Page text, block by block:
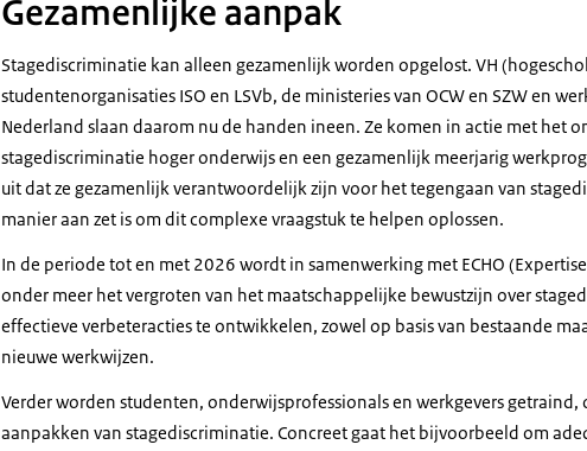
Gezamenlijke aanpak
Stagediscriminatie kan alleen gezamenlijk worden opgelost. VH
studentenorganisaties ISO en LSVb, de ministeries van OCW en SZW en
Nederland slaan daarom nu de handen ineen. Ze komen in actie met het
stagediscriminatie hoger onderwijs en een gezamenlijk meerjarig
uit dat ze gezamenlijk verantwoordelijk zijn voor het tegengaan van
manier aan zet is om dit complexe vraagstuk te helpen oplossen.
In de periode tot en met 2026 wordt in samenwerking met ECHO
onder meer het vergroten van het maatschappelijke bewustzijn over
effectieve verbeteracties te ontwikkelen, zowel op basis van bestaande
nieuwe werkwijzen.
Verder worden studenten, onderwijsprofessionals en werkgevers
aanpakken van stagediscriminatie. Concreet gaat het bijvoorbeeld om